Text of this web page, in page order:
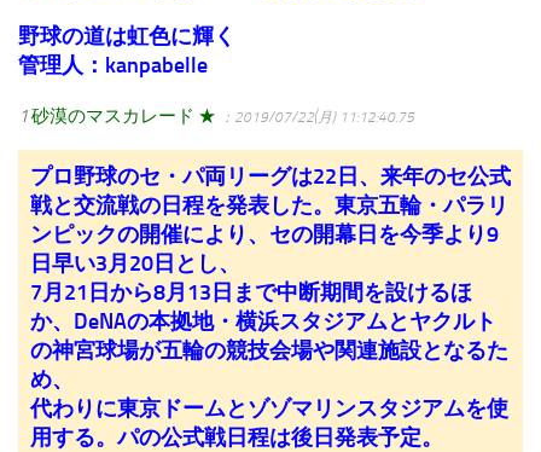
野球の道は虹色に輝く
管理人：kanpabelle
1砂漠のマスカレード ★ ：2019/07/22(月) 11:12:40.75
プロ野球のセ・パ両リーグは22日、来年のセ公式
戦と交流戦の日程を発表した。東京五輪・パラリ
ンピックの開催により、セの開幕日を今季より9
日早い3月20日とし、
7月21日から8月13日まで中断期間を設けるほ
か、DeNAの本拠地・横浜スタジアムとヤクルト
の神宮球場が五輪の競技会場や関連施設となるた
め、
代わりに東京ドームとゾゾマリンスタジアムを使
用する。パの公式戦日程は後日発表予定。